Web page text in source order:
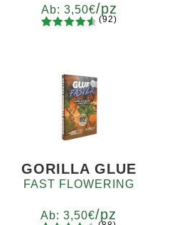
Ab: 3,50€/pz
basierend
auf
Kundenb
ewertung
(92)
GORILLA GLUE
FAST FLOWERING
Ab:3,50€/pz